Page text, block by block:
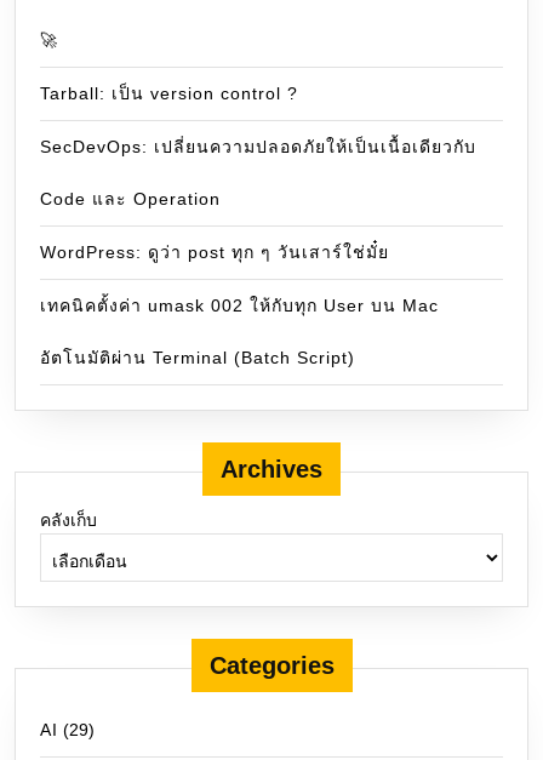
🚀
Tarball: เป็น version control ?
SecDevOps: เปลี่ยนความปลอดภัยให้เป็นเนื้อเดียวกับ
Code และ Operation
WordPress: ดูว่า post ทุก ๆ วันเสาร์ใช่มั๋ย
เทคนิคตั้งค่า umask 002 ให้กับทุก User บน Mac
อัตโนมัติผ่าน Terminal (Batch Script)
Archives
คลังเก็บ
Categories
AI (29)